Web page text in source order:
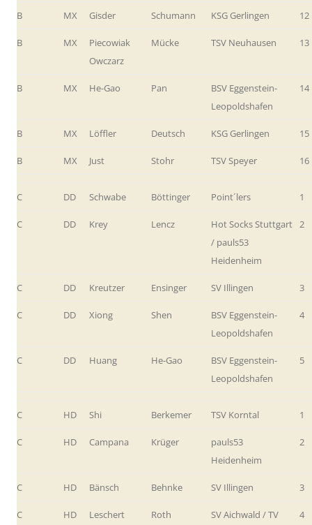
B MX Gisder Schumann KSG Gerlingen 12
B MX
Piecowiak
Owczarz
Mücke TSV Neuhausen 13
B MX He-Gao Pan
BSV Eggenstein-
Leopoldshafen
14
B MX Löffler Deutsch KSG Gerlingen 15
B MX Just Stohr TSV Speyer 16
C DD Schwabe Böttinger Point´lers 1
C DD Krey Lencz
Hot Socks Stuttgart
/ pauls53
Heidenheim
2
C DD Kreutzer Ensinger SV Illingen 3
C DD Xiong Shen
BSV Eggenstein-
Leopoldshafen
4
C DD Huang He-Gao
BSV Eggenstein-
Leopoldshafen
5
C HD Shi Berkemer TSV Korntal 1
C HD Campana Krüger
pauls53
Heidenheim
2
C HD Bänsch Behnke SV Illingen 3
C HD Leschert Roth
SV Aichwald / TV
4